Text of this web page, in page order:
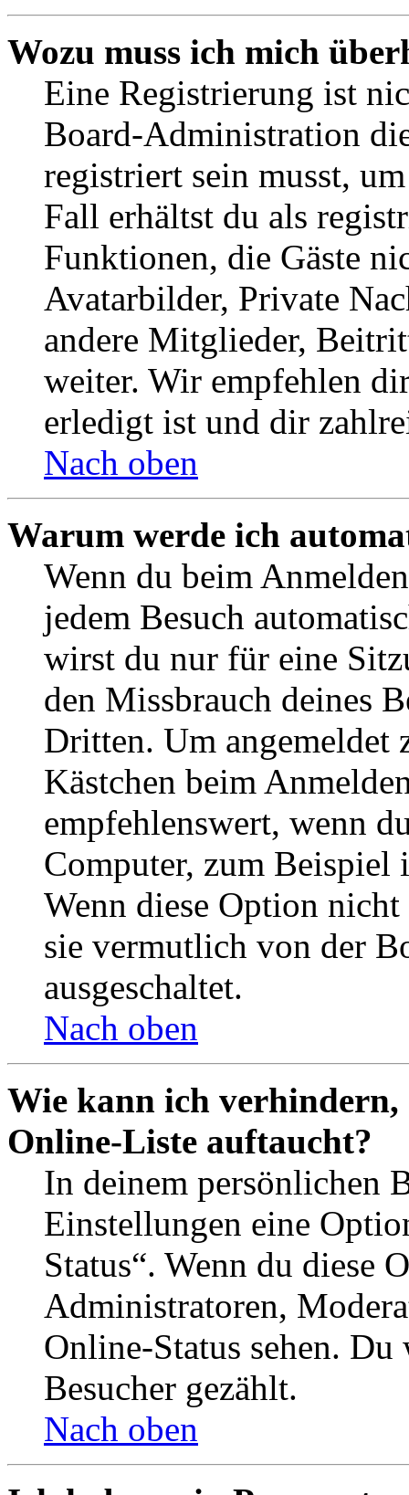
Wozu muss ich mich
Eine Registrierung ist
Board-Administration
registriert sein musst,
Fall erhältst du als
Funktionen, die Gäste
Avatarbilder, Private
andere Mitglieder,
weiter. Wir empfehlen
erledigt ist und dir
Nach oben
Warum werde ich
Wenn du beim
jedem Besuch
wirst du nur für eine
den Missbrauch deines
Dritten. Um angemeldet
Kästchen beim
empfehlenswert, wenn
Computer, zum Beispiel
Wenn diese Option
sie vermutlich von der
ausgeschaltet.
Nach oben
Wie kann ich verhindern,
Online-Liste auftaucht?
In deinem persönlichen
Einstellungen eine
Status“. Wenn du diese
Administratoren,
Online-Status sehen.
Besucher gezählt.
Nach oben